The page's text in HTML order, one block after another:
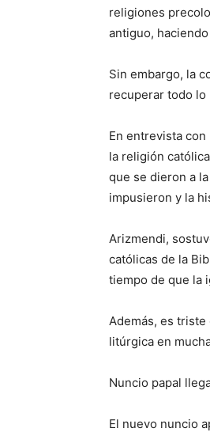
religiones
antiguo,
Sin embargo, la
recuperar todo lo
En entrevista
la religión
que se dieron a
impusieron y la
Arizmendi,
católicas de la
tiempo de que la
Además, es
litúrgica en
Nuncio papal
El nuevo nuncio